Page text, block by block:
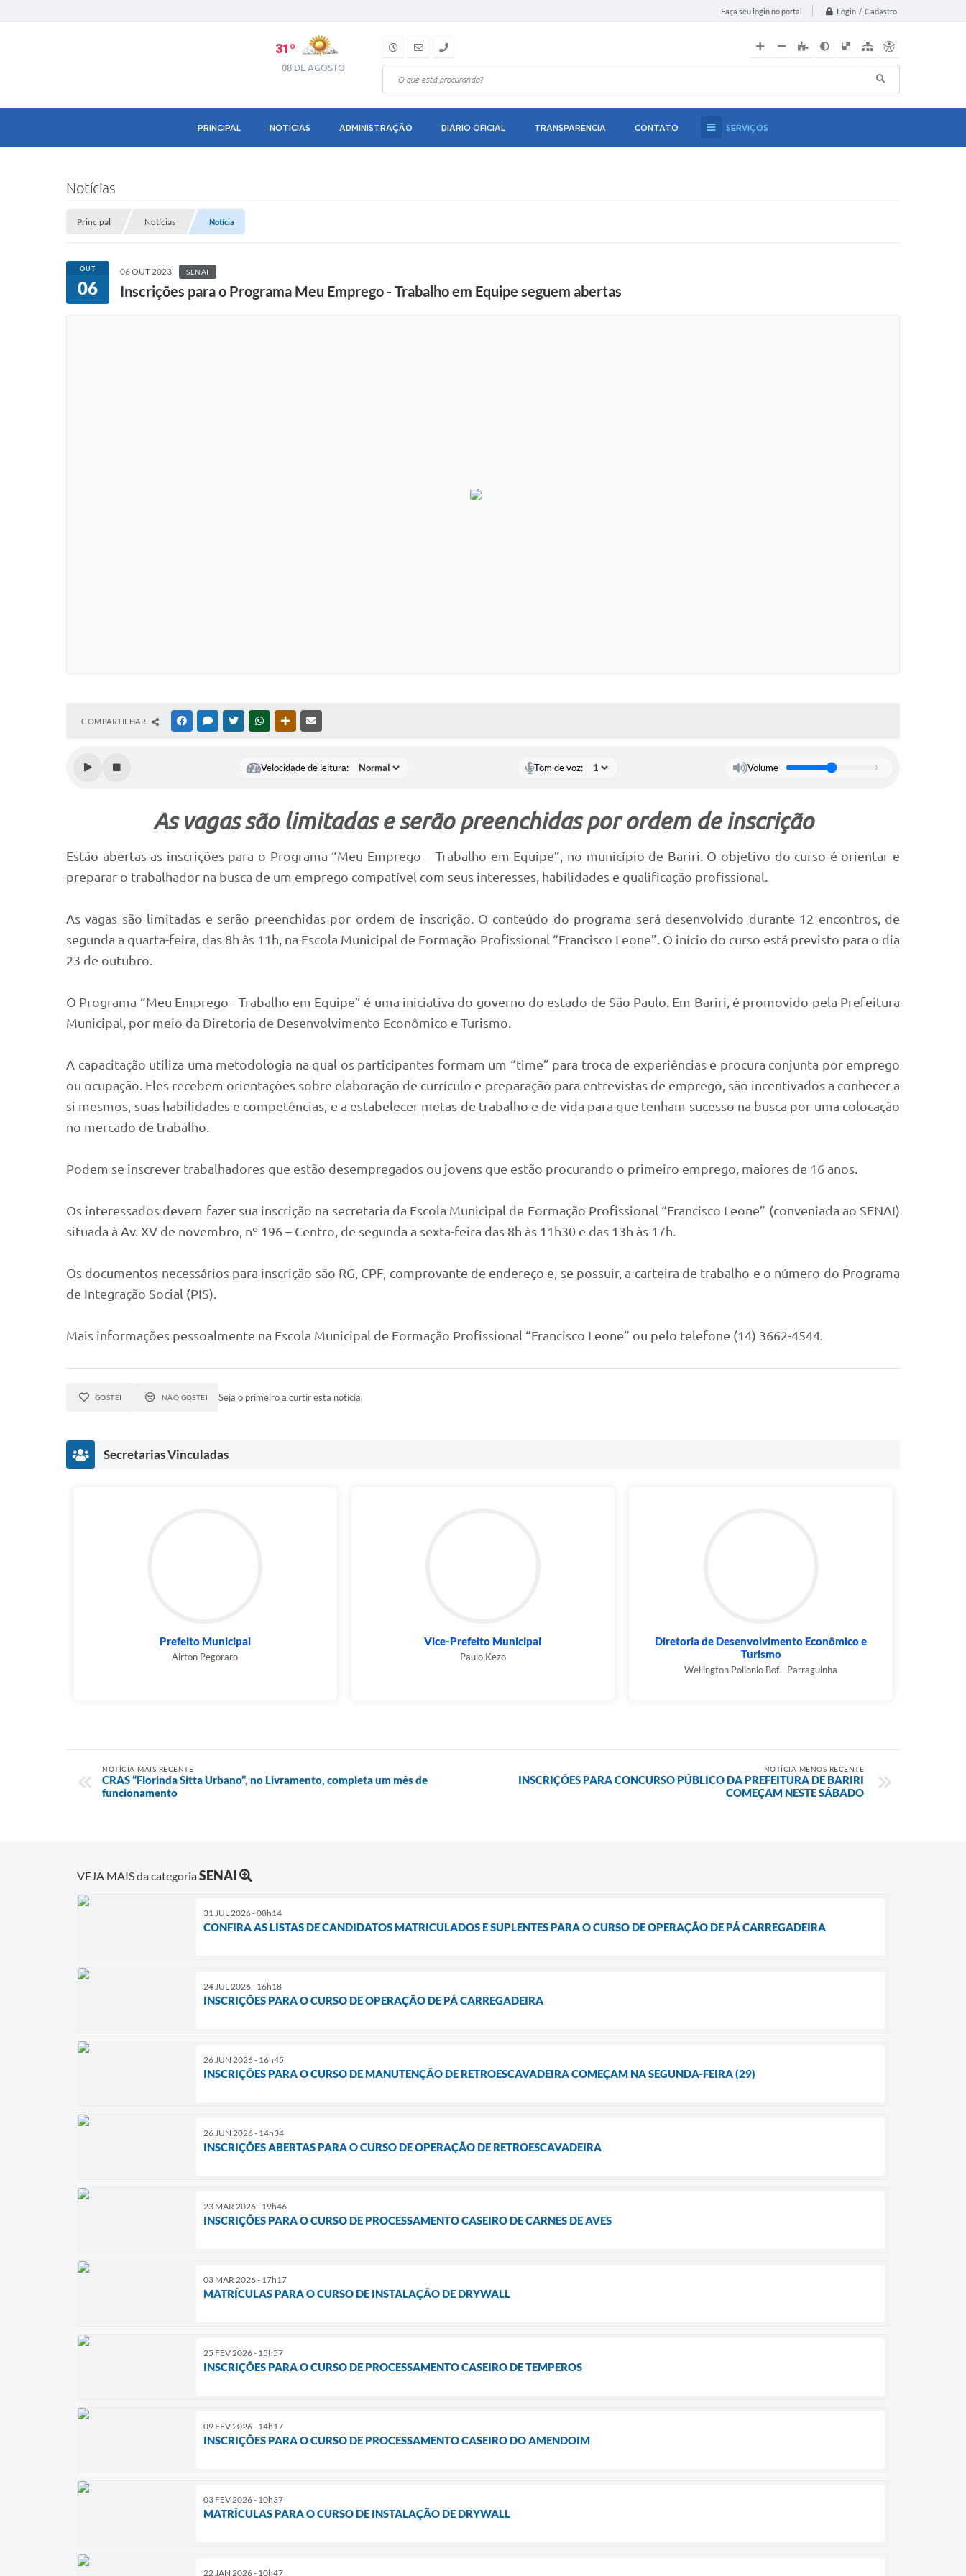
Faça seu login no portal Login / Cadastro
31º
08 DE AGOSTO
PRINCIPAL NOTÍCIAS ADMINISTRAÇÃO DIÁRIO OFICIAL TRANSPARÊNCIA CONTATO SERVIÇOS
Notícias
Principal Notícias Notícia
OUT
06
06 OUT 2023 SENAI
Inscrições para o Programa Meu Emprego - Trabalho em Equipe seguem abertas
COMPARTILHAR FACEBOOKMESSENGER
TWITTERWHATSAPPOUTRAS MÍDIAS
Velocidade de leitura: Tom de voz: Volume
As vagas são limitadas e serão preenchidas por ordem de inscrição
Estão abertas as inscrições para o Programa “Meu Emprego – Trabalho em Equipe”, no município de Bariri. O objetivo do curso é orientar e
preparar o trabalhador na busca de um emprego compatível com seus interesses, habilidades e qualificação profissional.
As vagas são limitadas e serão preenchidas por ordem de inscrição. O conteúdo do programa será desenvolvido durante 12 encontros, de
segunda a quarta-feira, das 8h às 11h, na Escola Municipal de Formação Profissional “Francisco Leone”. O início do curso está previsto para o dia
23 de outubro.
O Programa “Meu Emprego - Trabalho em Equipe” é uma iniciativa do governo do estado de São Paulo. Em Bariri, é promovido pela Prefeitura
Municipal, por meio da Diretoria de Desenvolvimento Econômico e Turismo.
A capacitação utiliza uma metodologia na qual os participantes formam um “time” para troca de experiências e procura conjunta por emprego
ou ocupação. Eles recebem orientações sobre elaboração de currículo e preparação para entrevistas de emprego, são incentivados a conhecer a
si mesmos, suas habilidades e competências, e a estabelecer metas de trabalho e de vida para que tenham sucesso na busca por uma colocação
no mercado de trabalho.
Podem se inscrever trabalhadores que estão desempregados ou jovens que estão procurando o primeiro emprego, maiores de 16 anos.
Os interessados devem fazer sua inscrição na secretaria da Escola Municipal de Formação Profissional “Francisco Leone” (conveniada ao SENAI)
situada à Av. XV de novembro, nº 196 – Centro, de segunda a sexta-feira das 8h às 11h30 e das 13h às 17h.
Os documentos necessários para inscrição são RG, CPF, comprovante de endereço e, se possuir, a carteira de trabalho e o número do Programa
de Integração Social (PIS).
Mais informações pessoalmente na Escola Municipal de Formação Profissional “Francisco Leone” ou pelo telefone (14) 3662-4544.
GOSTEI NÃO GOSTEI Seja o primeiro a curtir esta notícia.
Secretarias Vinculadas
Prefeito Municipal
Airton Pegoraro
Vice-Prefeito Municipal
Paulo Kezo
Diretoria de Desenvolvimento Econômico e
Turismo
Wellington Pollonio Bof - Parraguinha
NOTÍCIA MAIS RECENTE
CRAS “Florinda Sitta Urbano”, no Livramento, completa um mês de
funcionamento
NOTÍCIA MENOS RECENTE
INSCRIÇÕES PARA CONCURSO PÚBLICO DA PREFEITURA DE BARIRI
COMEÇAM NESTE SÁBADO
VEJA MAIS da categoriaSENAI
31 JUL 2026 - 08h14
CONFIRA AS LISTAS DE CANDIDATOS MATRICULADOS E SUPLENTES PARA O CURSO DE OPERAÇÃO DE PÁ CARREGADEIRA
24 JUL 2026 - 16h18
INSCRIÇÕES PARA O CURSO DE OPERAÇÃO DE PÁ CARREGADEIRA
26 JUN 2026 - 16h45
INSCRIÇÕES PARA O CURSO DE MANUTENÇÃO DE RETROESCAVADEIRA COMEÇAM NA SEGUNDA-FEIRA (29)
26 JUN 2026 - 14h34
INSCRIÇÕES ABERTAS PARA O CURSO DE OPERAÇÃO DE RETROESCAVADEIRA
23 MAR 2026 - 19h46
INSCRIÇÕES PARA O CURSO DE PROCESSAMENTO CASEIRO DE CARNES DE AVES
03 MAR 2026 - 17h17
MATRÍCULAS PARA O CURSO DE INSTALAÇÃO DE DRYWALL
25 FEV 2026 - 15h57
INSCRIÇÕES PARA O CURSO DE PROCESSAMENTO CASEIRO DE TEMPEROS
09 FEV 2026 - 14h17
INSCRIÇÕES PARA O CURSO DE PROCESSAMENTO CASEIRO DO AMENDOIM
03 FEV 2026 - 10h37
MATRÍCULAS PARA O CURSO DE INSTALAÇÃO DE DRYWALL
22 JAN 2026 - 10h47